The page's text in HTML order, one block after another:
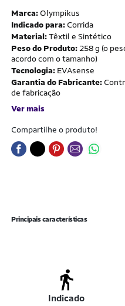
Marca: Olympikus
Indicado para: Corrida
Material:Têxtil e Sintético
Peso do Produto: 258 g (o
acordo com o tamanho)
Tecnologia: EVAsense
Garantia do Fabricante:
de fabricação
Ver mais
Compartilhe o produto!
Principais características
Indicado